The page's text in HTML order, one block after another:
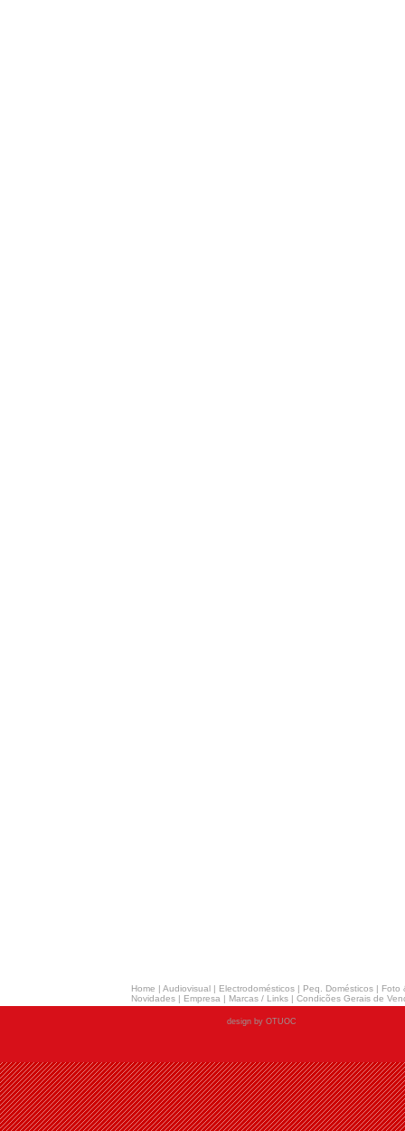
Home | Audiovisual | Electrodomésticos | Peq. Domésticos | Foto
Novidades | Empresa | Marcas / Links | Condicões Gerais de
design by OTUOC